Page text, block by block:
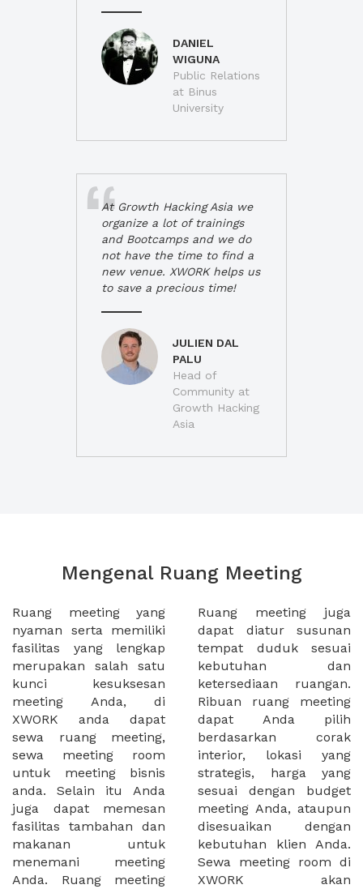
DANIEL
WIGUNA
Public Relations
at Binus
University
At Growth Hacking Asia we
organize a lot of trainings
and Bootcamps and we do
not have the time to find a
new venue. XWORK helps us
to save a precious time!
JULIEN DAL
PALU
Head of
Community at
Growth Hacking
Asia
Mengenal Ruang Meeting
Ruang meeting yang
nyaman serta memiliki
fasilitas yang lengkap
merupakan salah satu
kunci kesuksesan
meeting Anda, di
XWORK anda dapat
sewa ruang meeting,
sewa meeting room
untuk meeting bisnis
anda. Selain itu Anda
juga dapat memesan
fasilitas tambahan dan
makanan untuk
menemani meeting
Anda. Ruang meeting
Ruang meeting juga
dapat diatur susunan
tempat duduk sesuai
kebutuhan dan
ketersediaan ruangan.
Ribuan ruang meeting
dapat Anda pilih
berdasarkan corak
interior, lokasi yang
strategis, harga yang
sesuai dengan budget
meeting Anda, ataupun
disesuaikan dengan
kebutuhan klien Anda.
Sewa meeting room di
XWORK akan